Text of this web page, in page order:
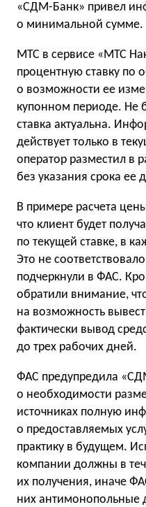
«СДМ-Банк» привел
о минимальной сумме.
МТС в сервисе «МТС
процентную ставку по
о возможности ее
купонном периоде. Не
ставка актуальна.
действует только в
оператор разместил в
без указания срока ее
В примере расчета
что клиент будет
по текущей ставке, в
Это не
подчеркнули в ФАС.
обратили внимание,
на возможность
фактически вывод
до трех рабочих дней.
ФАС предупредила
о необходимости
источниках полную
о предоставляемых
практику в будущем.
компании должны в
их получения, иначе
них антимонопольные